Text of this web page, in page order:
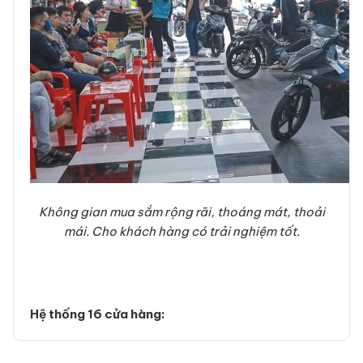
Không gian mua sắm rộng rãi, thoáng mát, thoải
mái. Cho khách hàng có trải nghiệm tốt.
Hệ thống 16 cửa hàng: